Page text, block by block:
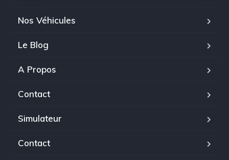
Nos Véhicules
Le Blog
A Propos
Contact
Simulateur
Contact